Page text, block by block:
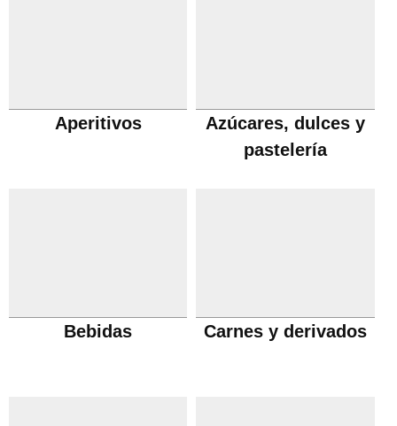
Aperitivos
Azúcares, dulces y
pastelería
Bebidas Carnes y derivados